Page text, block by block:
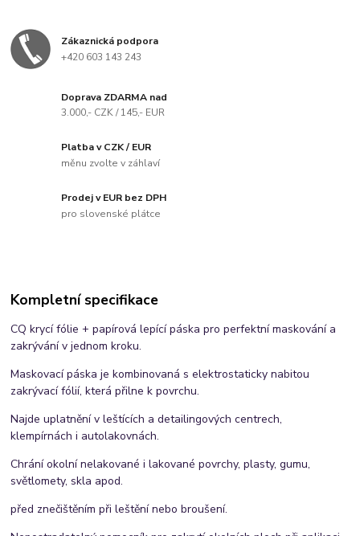
Zákaznická podpora
+420 603 143 243
Doprava ZDARMA nad
3.000,- CZK / 145,- EUR
Platba v CZK / EUR
měnu zvolte v záhlaví
Prodej v EUR bez DPH
pro slovenské plátce
Kompletní specifikace
CQ krycí fólie + papírová lepící páska pro perfektní maskování a
zakrývání v jednom kroku.
Maskovací páska je kombinovaná s elektrostaticky nabitou
zakrývací fólií, která přilne k povrchu.
Najde uplatnění v leštících a detailingových centrech,
klempírnách i autolakovnách.
Chrání okolní nelakované i lakované povrchy, plasty, gumu,
světlomety, skla apod.
před znečištěním při leštění nebo broušení.